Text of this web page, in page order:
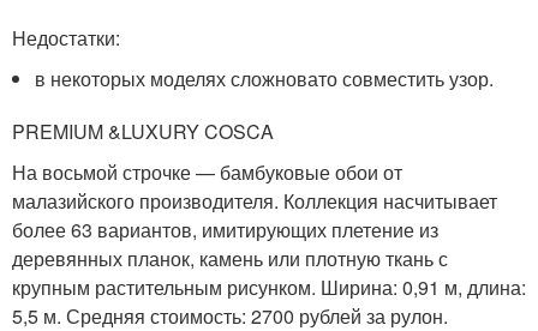
Недостатки:
в некоторых моделях сложновато совместить узор.
PREMIUM &LUXURY COSCA
На восьмой строчке — бамбуковые обои от
малазийского производителя. Коллекция насчитывает
более 63 вариантов, имитирующих плетение из
деревянных планок, камень или плотную ткань с
крупным растительным рисунком. Ширина: 0,91 м, длина:
5,5 м. Средняя стоимость: 2700 рублей за рулон.